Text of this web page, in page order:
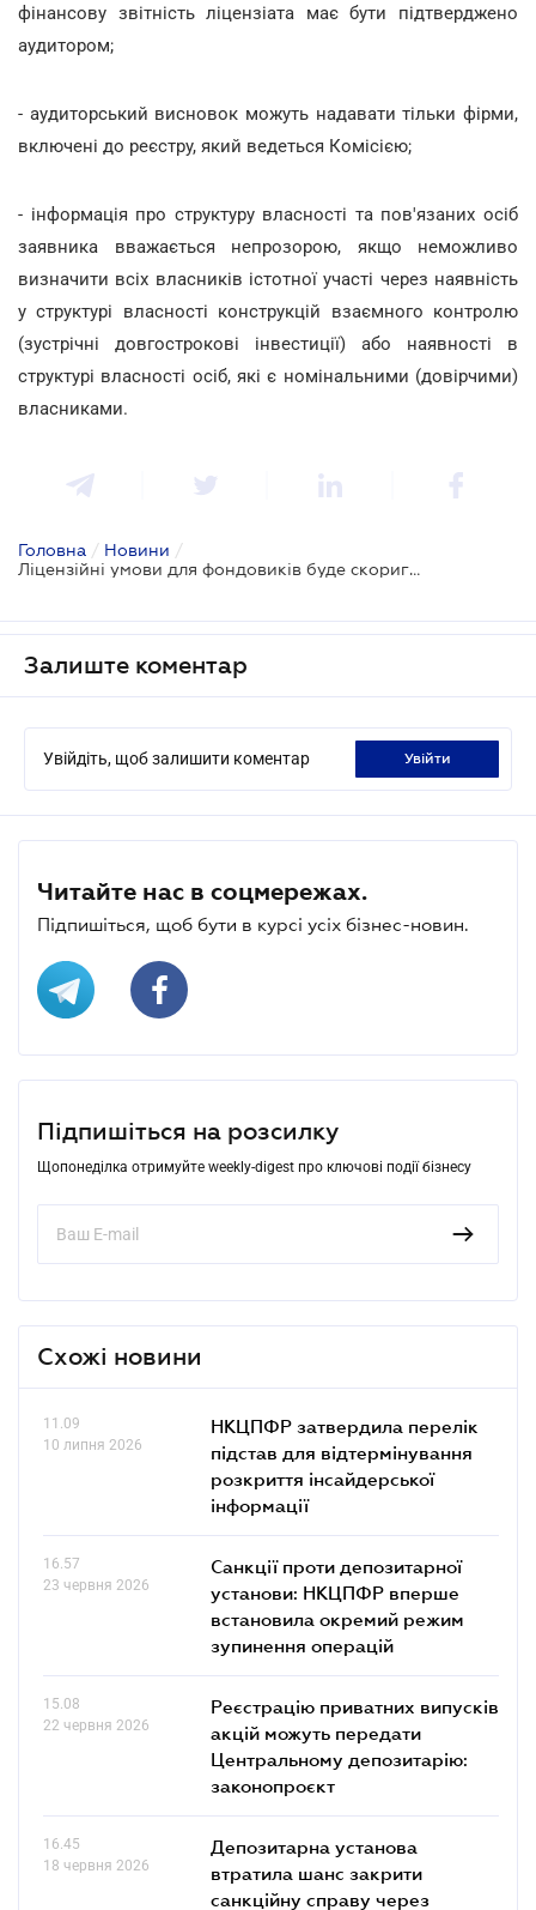
фінансову звітність ліцензіата має бути підтверджено
аудитором;
- аудиторський висновок можуть надавати тільки фірми,
включені до реєстру, який ведеться Комісією;
- інформація про структуру власності та пов'язаних осіб
заявника вважається непрозорою, якщо неможливо
визначити всіх власників істотної участі через наявність
у структурі власності конструкцій взаємного контролю
(зустрічні довгострокові інвестиції) або наявності в
структурі власності осіб, які є номінальними (довірчими)
власниками.
Головна / Новини /
Ліцензійні умови для фондовиків буде скориговано
Залиште коментар
Увійдіть, щоб залишити коментар увійти
Читайте нас в соцмережах.
Підпишіться, щоб бути в курсі усіх бізнес-новин.
Підпишіться на розсилку
Щопонеділка отримуйте weekly-digest про ключові події бізнесу
Схожі новини
11.09
10 липня 2026
НКЦПФР затвердила перелік
підстав для відтермінування
розкриття інсайдерської
інформації
16.57
23 червня 2026
Санкції проти депозитарної
установи: НКЦПФР вперше
встановила окремий режим
зупинення операцій
15.08
22 червня 2026
Реєстрацію приватних випусків
акцій можуть передати
Центральному депозитарію:
законопроєкт
16.45
18 червня 2026
Депозитарна установа
втратила шанс закрити
санкційну справу через